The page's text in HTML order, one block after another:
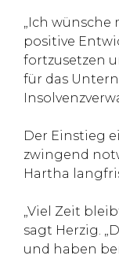
„Ich
positive
fortzusetzen
für das
Der Einstieg
zwingend
Hartha
„Viel Zeit
sagt Herzig.
und haben